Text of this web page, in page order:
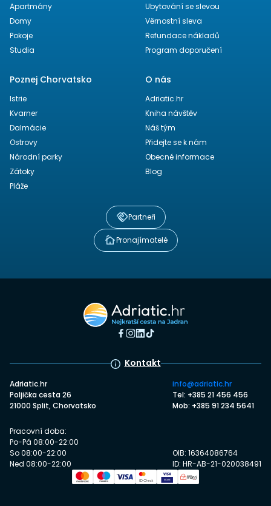
Apartmány
Domy
Pokoje
Studia
Ubytování se slevou
Věrnostní sleva
Refundace nákladů
Program doporučení
Poznej Chorvatsko
Istrie
Kvarner
Dalmácie
Ostrovy
Národní parky
Zátoky
Pláže
O nás
Adriatic.hr
Kniha návštěv
Náš tým
Přidejte se k nám
Obecné informace
Blog
Partneři
Pronajímatelé
Kontakt
Adriatic.hr
Poljička cesta 26
21000 Split, Chorvatsko
info@adriatic.hr
Tel: +385 21 456 456
Mob: +385 91 234 5641
Pracovní doba:
Po-Pá 08:00-22:00
So 08:00-22:00
Ned 08:00-22:00
OIB: 16364086764
ID: HR-AB-21-020038491